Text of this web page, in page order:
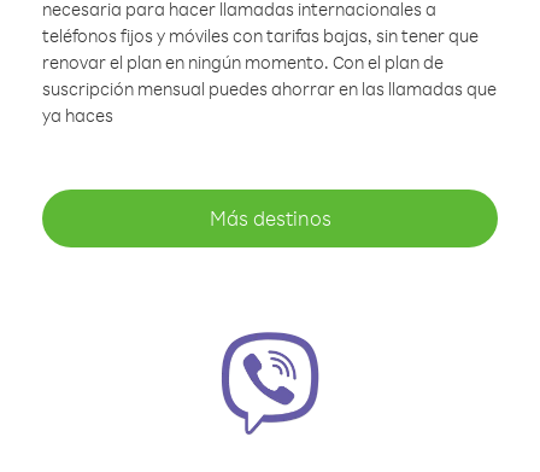
necesaria para hacer llamadas internacionales a
teléfonos fijos y móviles con tarifas bajas, sin tener que
renovar el plan en ningún momento. Con el plan de
suscripción mensual puedes ahorrar en las llamadas que
ya haces
Más destinos